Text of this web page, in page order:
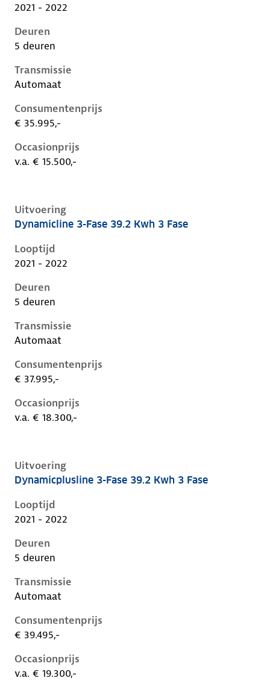
2021 - 2022
Deuren
5 deuren
Transmissie
Automaat
Consumentenprijs
€ 35.995,-
Occasionprijs
v.a. € 15.500,-
Uitvoering
Kia Niro i-de-1e-facelift, 39.2 kwh 3 fase, 100 kW,
Dynamicline 3-Fase 39.2 Kwh 3 Fase
Looptijd
2021 - 2022
Deuren
5 deuren
Transmissie
Automaat
Consumentenprijs
€ 37.995,-
Occasionprijs
v.a. € 18.300,-
Uitvoering
Kia Niro i-de-1e-facelift, 39.2 kwh 3 fase, 100 kW,
Dynamicplusline 3-Fase 39.2 Kwh 3 Fase
Looptijd
2021 - 2022
Deuren
5 deuren
Transmissie
Automaat
Consumentenprijs
€ 39.495,-
Occasionprijs
v.a. € 19.300,-